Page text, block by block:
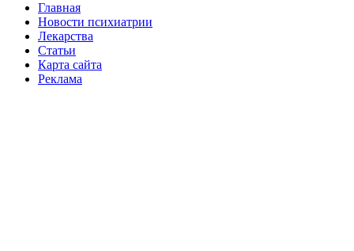
Главная
Новости психиатрии
Лекарства
Статьи
Карта сайта
Реклама